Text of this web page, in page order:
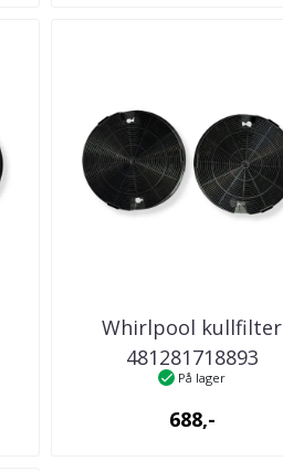
Whirlpool kullfilter
481281718893
kjøkkenventilator
På lager
688,-